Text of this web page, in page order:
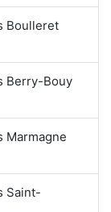
Boulleret
Berry-Bouy
Marmagne
Saint-